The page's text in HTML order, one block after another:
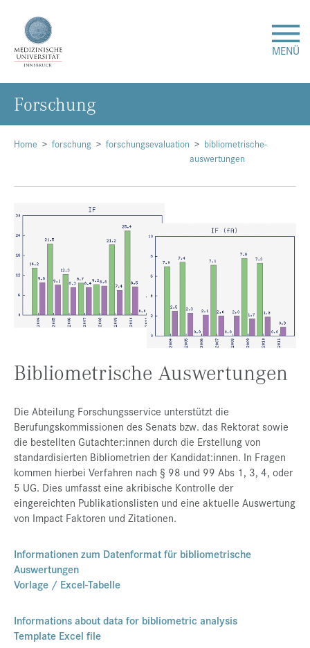
MENÜ
Forschung
Studium & Lehre
Krankenversorgung
Internationales
Presse
Kontakt
Datenschutz
Service-Links
de |en
Home forschung forschungsevaluation
bibliometrische-
auswertungen
Bibliometrische Auswertungen
Die Abteilung Forschungsservice unterstützt die
Berufungskommissionen des Senats bzw. das Rektorat sowie
die bestellten Gutachter:innen durch die Erstellung von
standardisierten Bibliometrien der Kandidat:innen. In Fragen
kommen hierbei Verfahren nach § 98 und 99 Abs 1, 3, 4, oder
5 UG. Dies umfasst eine akribische Kontrolle der
eingereichten Publikationslisten und eine aktuelle Auswertung
von Impact Faktoren und Zitationen.
Informationen zum Datenformat für bibliometrische
Auswertungen
Vorlage / Excel-Tabelle
Informations about data for bibliometric analysis
Template Excel file
For­schung